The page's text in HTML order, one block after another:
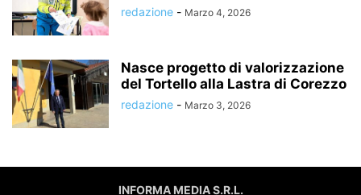
redazione - Marzo 4, 2026
Nasce progetto di valorizzazione
del Tortello alla Lastra di Corezzo
redazione - Marzo 3, 2026
INFORMA MEDIA S.R.L.